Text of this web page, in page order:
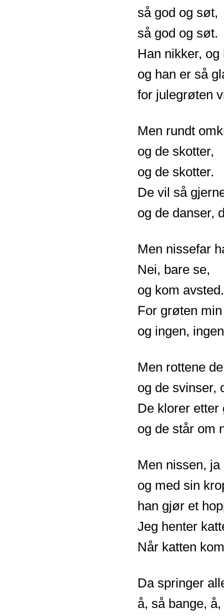
så god og søt,
så god og søt.
Han nikker, og
og han er så
for julegrøten
Men rundt
og de skotter,
og de skotter.
De vil så
og de danser,
Men nissefar
Nei, bare se,
og kom avsted.
For grøten
og ingen,
Men rottene
og de svinser,
De klorer etter
og de står om
Men nissen,
og med sin
han gjør et
Jeg henter
Når katten
Da springer
å, så bange,